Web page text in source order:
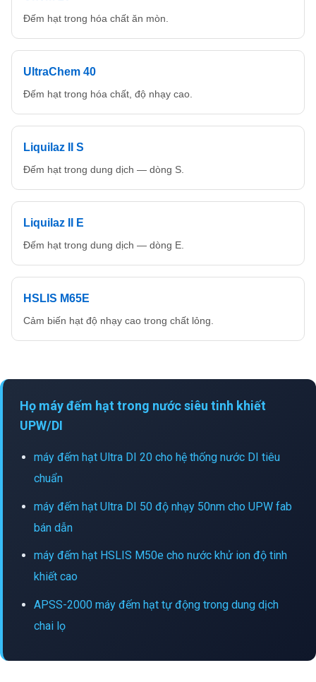
Đếm hạt trong hóa chất ăn mòn.
UltraChem 40
Đếm hạt trong hóa chất, độ nhạy cao.
Liquilaz II S
Đếm hạt trong dung dịch — dòng S.
Liquilaz II E
Đếm hạt trong dung dịch — dòng E.
HSLIS M65E
Cảm biến hạt độ nhạy cao trong chất lỏng.
Họ máy đếm hạt trong nước siêu tinh khiết
UPW/DI
máy đếm hạt Ultra DI 20 cho hệ thống nước DI tiêu
chuẩn
máy đếm hạt Ultra DI 50 độ nhạy 50nm cho UPW fab
bán dẫn
máy đếm hạt HSLIS M50e cho nước khử ion độ tinh
khiết cao
APSS-2000 máy đếm hạt tự động trong dung dịch
chai lọ